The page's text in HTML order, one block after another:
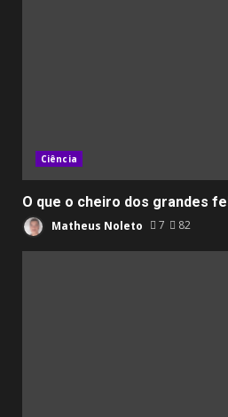
Ciência
O que o cheiro dos grandes
Matheus Noleto 7 82